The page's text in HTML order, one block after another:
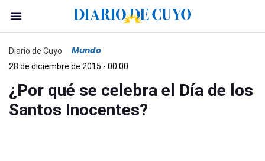
Diario de Cuyo Mundo
28 de diciembre de 2015 - 00:00
¿Por qué se celebra el Día de los
Santos Inocentes?